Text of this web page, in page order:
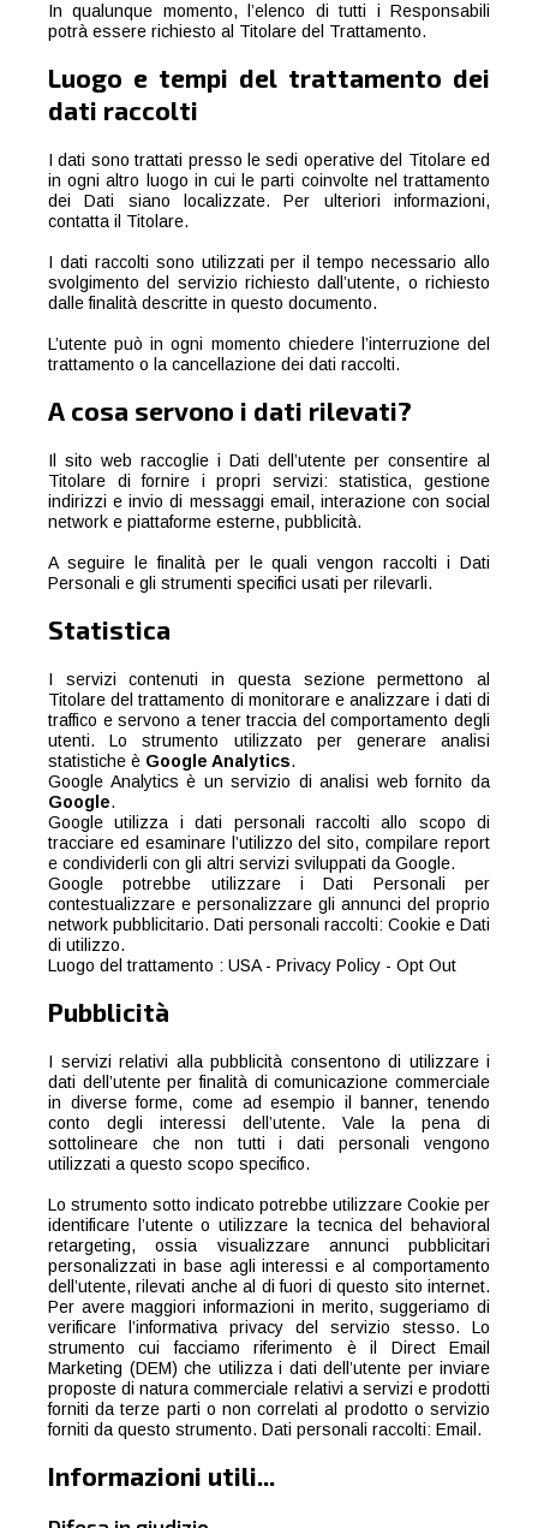
In qualunque momento, l’elenco di tutti i Responsabili
potrà essere richiesto al Titolare del Trattamento.
Luogo e tempi del trattamento dei
dati raccolti
I dati sono trattati presso le sedi operative del Titolare ed
in ogni altro luogo in cui le parti coinvolte nel trattamento
dei Dati siano localizzate. Per ulteriori informazioni,
contatta il Titolare.
I dati raccolti sono utilizzati per il tempo necessario allo
svolgimento del servizio richiesto dall’utente, o richiesto
dalle finalità descritte in questo documento.
L’utente può in ogni momento chiedere l’interruzione del
trattamento o la cancellazione dei dati raccolti.
A cosa servono i dati rilevati?
Il sito web raccoglie i Dati dell’utente per consentire al
Titolare di fornire i propri servizi: statistica, gestione
indirizzi e invio di messaggi email, interazione con social
network e piattaforme esterne, pubblicità.
A seguire le finalità per le quali vengon raccolti i Dati
Personali e gli strumenti specifici usati per rilevarli.
Statistica
I servizi contenuti in questa sezione permettono al
Titolare del trattamento di monitorare e analizzare i dati di
traffico e servono a tener traccia del comportamento degli
utenti. Lo strumento utilizzato per generare analisi
statistiche è Google Analytics.
Google Analytics è un servizio di analisi web fornito da
Google.
Google utilizza i dati personali raccolti allo scopo di
tracciare ed esaminare l’utilizzo del sito, compilare report
e condividerli con gli altri servizi sviluppati da Google.
Google potrebbe utilizzare i Dati Personali per
contestualizzare e personalizzare gli annunci del proprio
network pubblicitario. Dati personali raccolti: Cookie e Dati
di utilizzo.
Luogo del trattamento : USA - Privacy Policy - Opt Out
Pubblicità
I servizi relativi alla pubblicità consentono di utilizzare i
dati dell’utente per finalità di comunicazione commerciale
in diverse forme, come ad esempio il banner, tenendo
conto degli interessi dell’utente. Vale la pena di
sottolineare che non tutti i dati personali vengono
utilizzati a questo scopo specifico.
Lo strumento sotto indicato potrebbe utilizzare Cookie per
identificare l’utente o utilizzare la tecnica del behavioral
retargeting, ossia visualizzare annunci pubblicitari
personalizzati in base agli interessi e al comportamento
dell’utente, rilevati anche al di fuori di questo sito internet.
Per avere maggiori informazioni in merito, suggeriamo di
verificare l’informativa privacy del servizio stesso. Lo
strumento cui facciamo riferimento è il Direct Email
Marketing (DEM) che utilizza i dati dell’utente per inviare
proposte di natura commerciale relativi a servizi e prodotti
forniti da terze parti o non correlati al prodotto o servizio
forniti da questo strumento. Dati personali raccolti: Email.
Informazioni utili...